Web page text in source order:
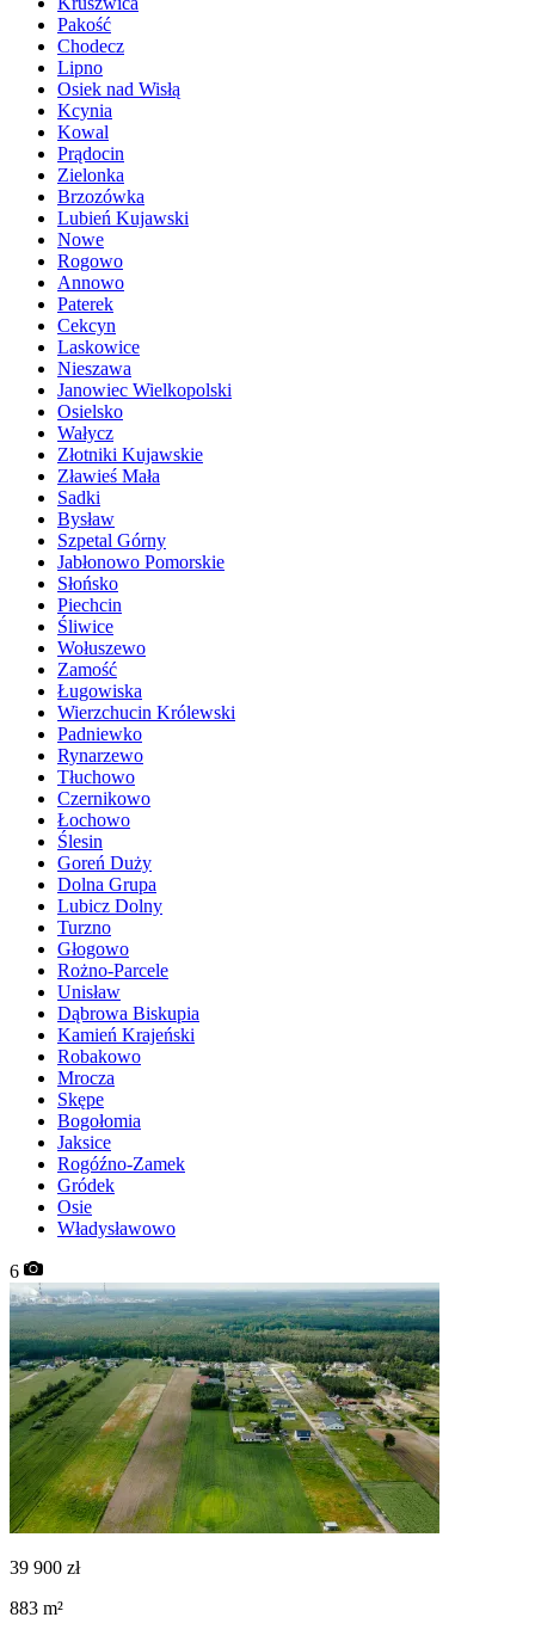
Pakość
Chodecz
Lipno
Osiek nad Wisłą
Kcynia
Kowal
Prądocin
Zielonka
Brzozówka
Lubień Kujawski
Nowe
Rogowo
Annowo
Paterek
Cekcyn
Laskowice
Nieszawa
Janowiec Wielkopolski
Osielsko
Wałycz
Złotniki Kujawskie
Zławieś Mała
Sadki
Bysław
Szpetal Górny
Jabłonowo Pomorskie
Słońsko
Piechcin
Śliwice
Wołuszewo
Zamość
Ługowiska
Wierzchucin Królewski
Padniewko
Rynarzewo
Tłuchowo
Czernikowo
Łochowo
Ślesin
Goreń Duży
Dolna Grupa
Lubicz Dolny
Turzno
Głogowo
Rożno-Parcele
Unisław
Dąbrowa Biskupia
Kamień Krajeński
Robakowo
Mrocza
Skępe
Bogołomia
Jaksice
Rogóźno-Zamek
Gródek
Osie
Władysławowo
6
39 900 zł
883 m²